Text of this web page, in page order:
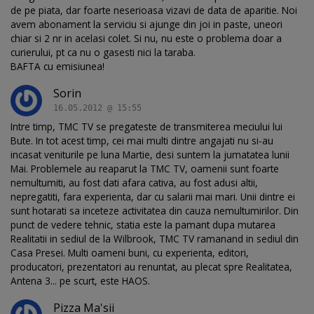
de pe piata, dar foarte neserioasa vizavi de data de aparitie. Noi
avem abonament la serviciu si ajunge din joi in paste, uneori
chiar si 2 nr in acelasi colet. Si nu, nu este o problema doar a
curierului, pt ca nu o gasesti nici la taraba.
BAFTA cu emisiunea!
Sorin
16.05.2012 @ 15:55
Intre timp, TMC TV se pregateste de transmiterea meciului lui
Bute. In tot acest timp, cei mai multi dintre angajati nu si-au
incasat veniturile pe luna Martie, desi suntem la jumatatea lunii
Mai. Problemele au reaparut la TMC TV, oamenii sunt foarte
nemultumiti, au fost dati afara cativa, au fost adusi altii,
nepregatiti, fara experienta, dar cu salarii mai mari. Unii dintre ei
sunt hotarati sa inceteze activitatea din cauza nemultumirilor. Din
punct de vedere tehnic, statia este la pamant dupa mutarea
Realitatii in sediul de la Wilbrook, TMC TV ramanand in sediul din
Casa Presei. Multi oameni buni, cu experienta, editori,
producatori, prezentatori au renuntat, au plecat spre Realitatea,
Antena 3... pe scurt, este HAOS.
Pizza Ma'sii